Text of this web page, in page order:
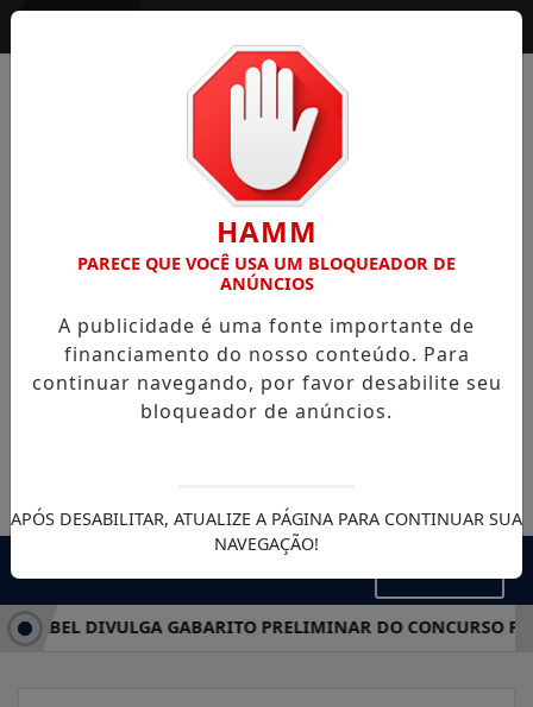
DIVULGA GABARITO PRELIMINAR DO CONCURSO
HAMM
PARECE QUE VOCÊ USA UM BLOQUEADOR DE
ANÚNCIOS
A publicidade é uma fonte importante de
financiamento do nosso conteúdo. Para
continuar navegando, por favor desabilite seu
bloqueador de anúncios.
APÓS DESABILITAR, ATUALIZE A PÁGINA PARA CONTINUAR SUA
NAVEGAÇÃO!